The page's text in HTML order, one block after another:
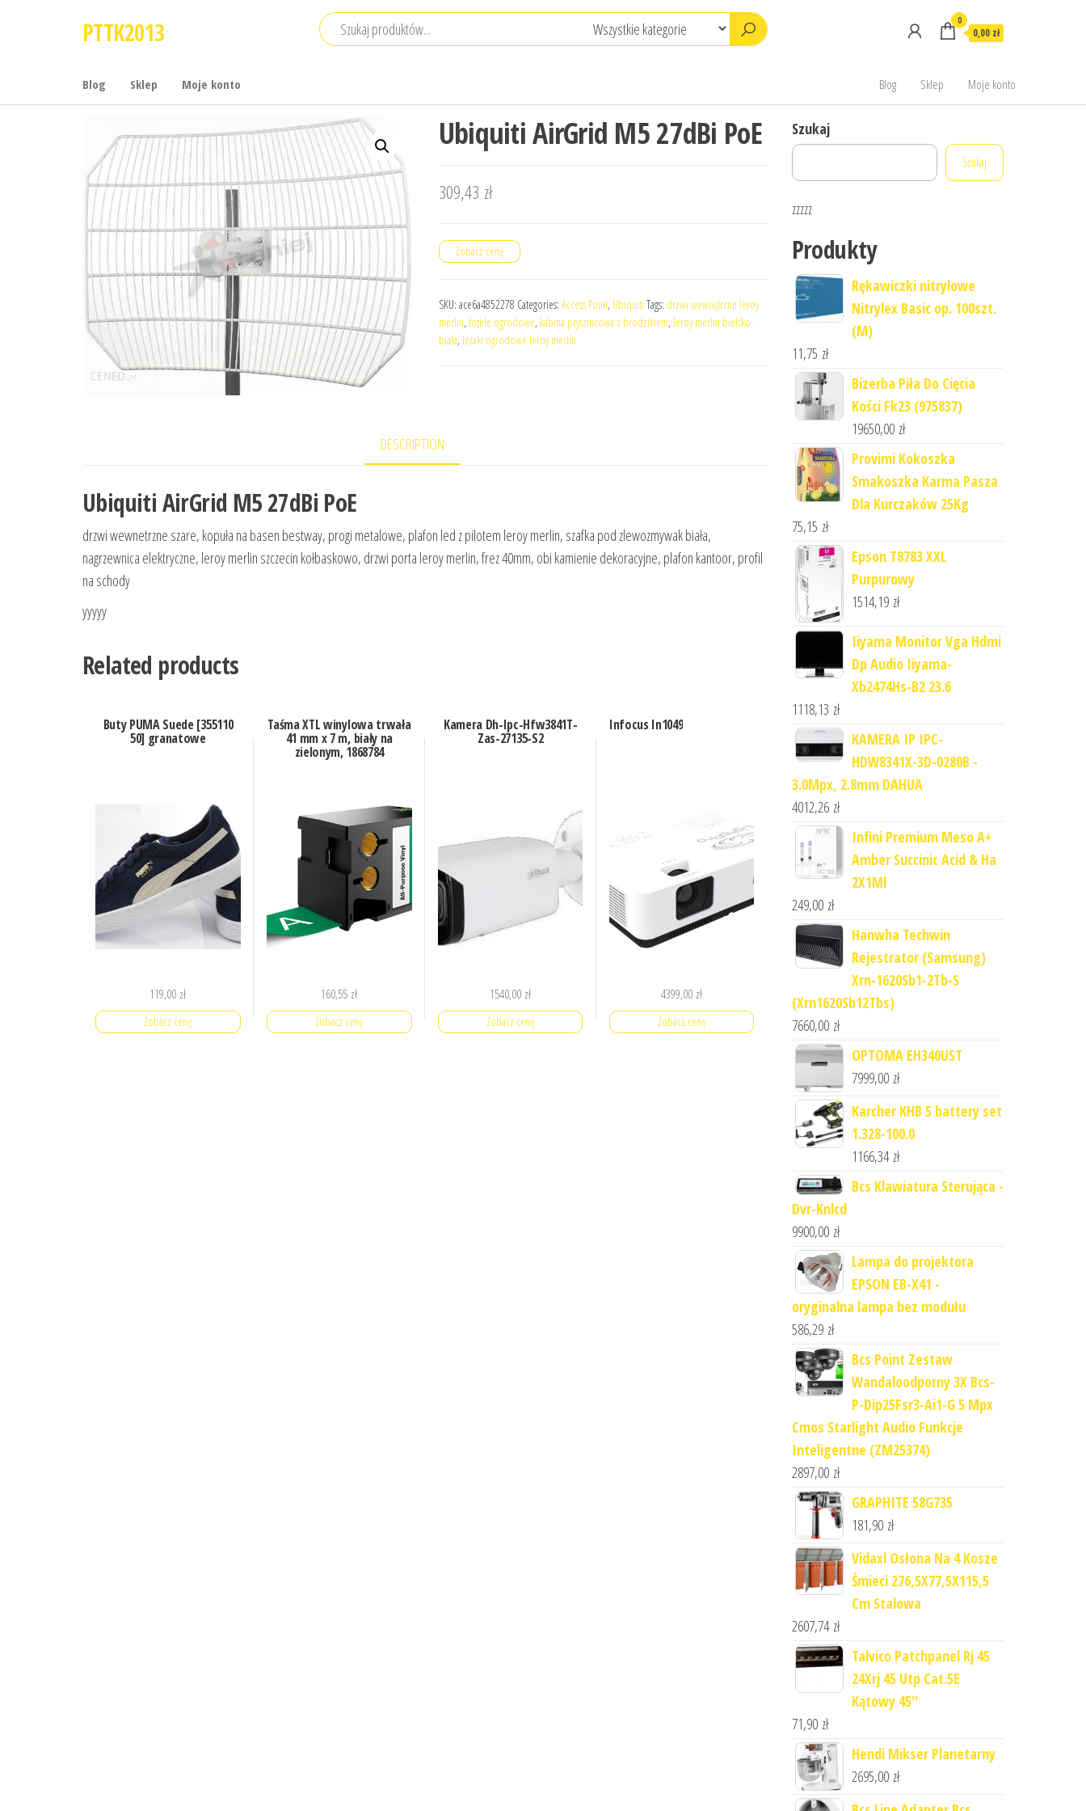
PTTK2013 0
0,00 zł
Blog Sklep Moje konto Blog Sklep Moje konto
Ubiquiti AirGrid M5 27dBi PoE
309,43 zł
Zobacz cenę
SKU: ace6a4852278 Categories: Access Point, Ubiquiti Tags: drzwi wewnętrzne leroy
merlin, fotele ogrodowe, kabina prysznicowa z brodzikiem, leroy merlin bielsko-
biała, leżaki ogrodowe leroy merlin
DESCRIPTION
Ubiquiti AirGrid M5 27dBi PoE
drzwi wewnetrzne szare, kopuła na basen bestway, progi metalowe, plafon led z pilotem leroy merlin, szafka pod zlewozmywak biała,
nagrzewnica elektryczne, leroy merlin szczecin kołbaskowo, drzwi porta leroy merlin, frez 40mm, obi kamienie dekoracyjne, plafon kantoor, profil
na schody
yyyyy
Related products
Buty PUMA Suede [355110
50] granatowe
119,00 zł
Zobacz cenę
Taśma XTL winylowa trwała
41 mm x 7 m, biały na
zielonym, 1868784
160,55 zł
Zobacz cenę
Kamera Dh-Ipc-Hfw3841T-
Zas-27135-S2
1540,00 zł
Zobacz cenę
Infocus In1049
4399,00 zł
Zobacz cenę
Szukaj
Szukaj
zzzzz
Produkty
Rękawiczki nitrylowe
Nitrylex Basic op. 100szt.
(M)
11,75 zł
Bizerba Piła Do Cięcia
Kości Fk23 (975837)
19650,00 zł
Provimi Kokoszka
Smakoszka Karma Pasza
Dla Kurczaków 25Kg
75,15 zł
Epson T8783 XXL
Purpurowy
1514,19 zł
Iiyama Monitor Vga Hdmi
Dp Audio Iiyama-
Xb2474Hs-B2 23.6
1118,13 zł
KAMERA IP IPC-
HDW8341X-3D-0280B -
3.0Mpx, 2.8mm DAHUA
4012,26 zł
Infini Premium Meso A+
Amber Succinic Acid & Ha
2X1Ml
249,00 zł
Hanwha Techwin
Rejestrator (Samsung)
Xrn-1620Sb1-2Tb-S
(Xrn1620Sb12Tbs)
7660,00 zł
OPTOMA EH340UST
7999,00 zł
Karcher KHB 5 battery set
1.328-100.0
1166,34 zł
Bcs Klawiatura Sterująca -
Dvr-Knlcd
9900,00 zł
Lampa do projektora
EPSON EB-X41 -
oryginalna lampa bez modułu
586,29 zł
Bcs Point Zestaw
Wandaloodporny 3X Bcs-
P-Dip25Fsr3-Ai1-G 5 Mpx
Cmos Starlight Audio Funkcje
Inteligentne (ZM25374)
2897,00 zł
GRAPHITE 58G735
181,90 zł
Vidaxl Osłona Na 4 Kosze
Śmieci 276,5X77,5X115,5
Cm Stalowa
2607,74 zł
Talvico Patchpanel Rj 45
24Xrj 45 Utp Cat.5E
Kątowy 45''
71,90 zł
Hendi Mikser Planetarny
2695,00 zł